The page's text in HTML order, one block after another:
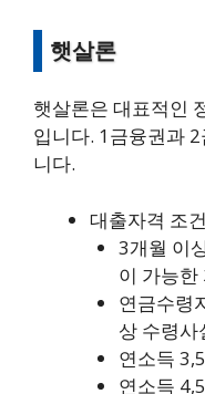
햇살론
햇살론은 대표적인
입니다. 1금융권과
니다.
대출자격 조건
3개월 이
이 가능한
연금수령
상 수령사
연소득
연소득